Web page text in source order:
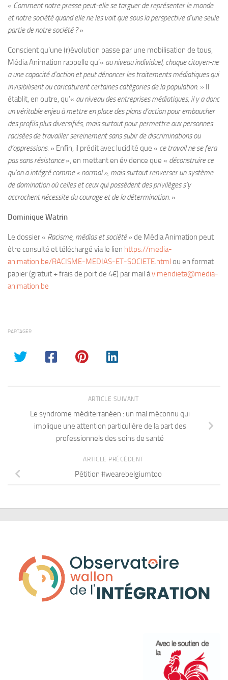
« Comment notre presse peut-elle se targuer de représenter le monde
et notre société quand elle ne les voit que sous la perspective d’une seule
partie de notre société ?»
Conscient qu’une (r)évolution passe par une mobilisation de tous,
Média Animation rappelle qu’« au niveau individuel, chaque citoyen-ne
a une capacité d’action et peut dénoncer les traitements médiatiques qui
invisibilisent ou caricaturent certaines catégories de la population. » Il
établit, en outre, qu’« au niveau des entreprises médiatiques, il y a donc
un véritable enjeu à mettre en place des plans d’action pour embaucher
des profils plus diversifiés, mais surtout pour permettre aux personnes
racisées de travailler sereinement sans subir de discriminations ou
d’oppressions. » Enfin, il prédit avec lucidité que « ce travail ne se fera
pas sans résistance», en mettant en évidence que « déconstruire ce
qu’on a intégré comme « normal », mais surtout renverser un système
de domination où celles et ceux qui possèdent des privilèges s’y
accrochent nécessite du courage et de la détermination. »
Dominique Watrin
Le dossier « Racisme, médias et société» de Média Animation peut
être consulté et téléchargé via le lien https://media-
animation.be/RACISME-MEDIAS-ET-SOCIETE.html ou en format
papier (gratuit + frais de port de 4€) par mail àv.mendieta@media-
animation.be
PARTAGER
ARTICLE SUIVANT
Le syndrome méditerranéen : un mal méconnu qui
implique une attention particulière de la part des
professionnels des soins de santé
ARTICLE PRÉCÉDENT
Pétition #wearebelgiumtoo